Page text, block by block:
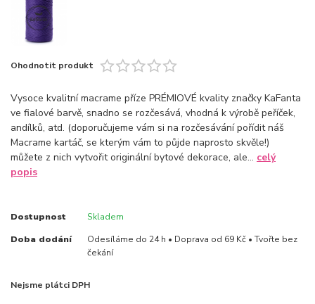
Ohodnotit produkt
Vysoce kvalitní macrame příze PRÉMIOVÉ kvality značky KaFanta
ve fialové barvě, snadno se rozčesává, vhodná k výrobě peříček,
andílků, atd. (doporučujeme vám si na rozčesávání pořídit náš
Macrame kartáč, se kterým vám to půjde naprosto skvěle!)
můžete z nich vytvořit originální bytové dekorace, ale... celý
popis
Dostupnost Skladem
Doba dodání
Odesíláme do 24 h • Doprava od 69 Kč • Tvořte bez
čekání
Nejsme plátci DPH